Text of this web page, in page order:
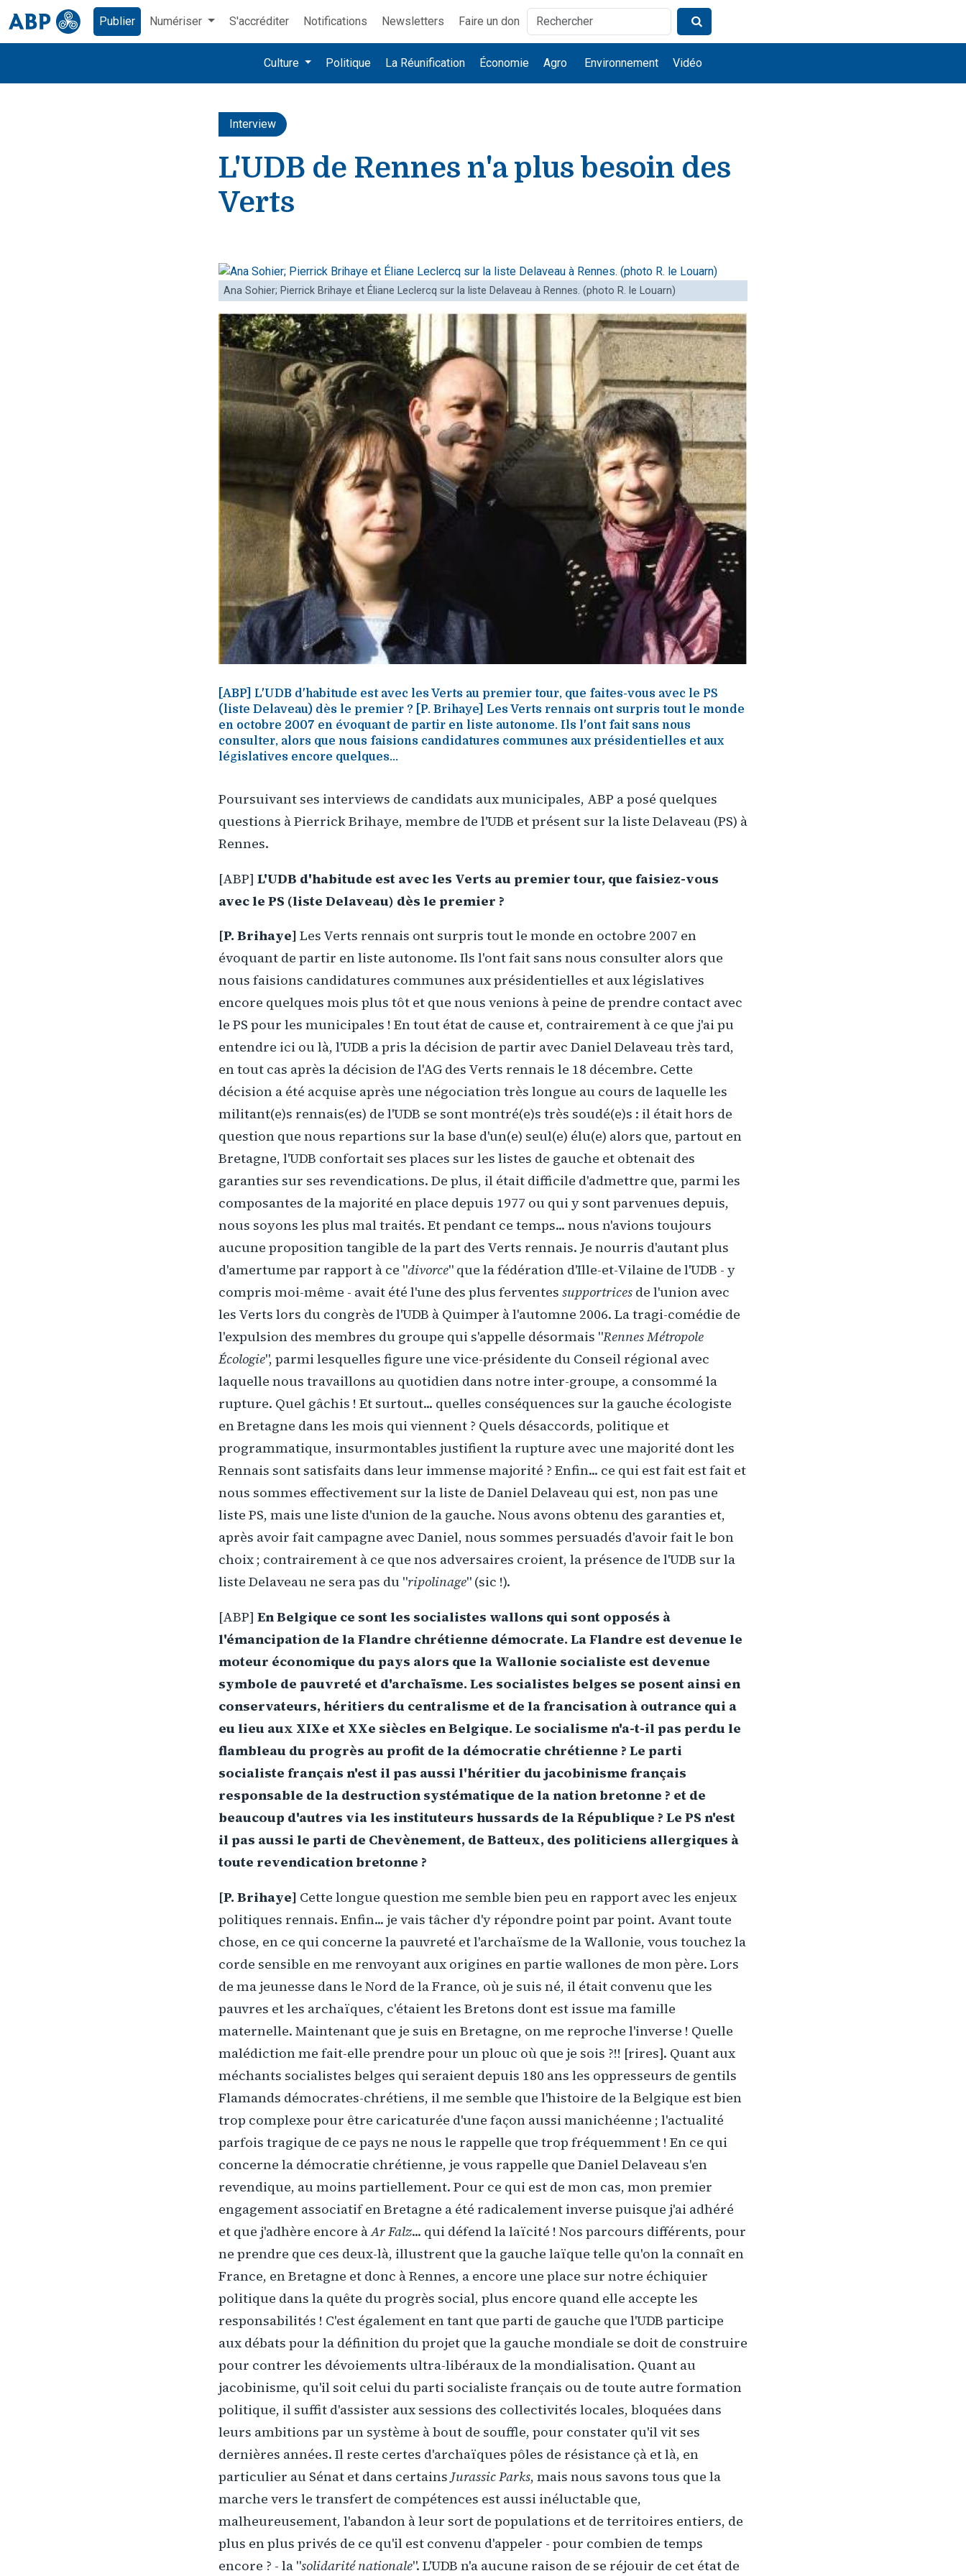
Publier Numériser S'accréditer Notifications Newsletters Faire un don
Culture Politique La Réunification Économie Agro Environnement Vidéo
Interview
L'UDB de Rennes n'a plus besoin des
Verts
Ana Sohier; Pierrick Brihaye et Éliane Leclercq sur la liste Delaveau à Rennes. (photo R. le Louarn)
[ABP] L'UDB d'habitude est avec les Verts au premier tour, que faites-vous avec le PS
(liste Delaveau) dès le premier ? [P. Brihaye] Les Verts rennais ont surpris tout le monde
en octobre 2007 en évoquant de partir en liste autonome. Ils l'ont fait sans nous
consulter, alors que nous faisions candidatures communes aux présidentielles et aux
législatives encore quelques...
Poursuivant ses interviews de candidats aux municipales, ABP a posé quelques
questions à Pierrick Brihaye, membre de l'UDB et présent sur la liste Delaveau (PS) à
Rennes.
[ABP] L'UDB d'habitude est avec les Verts au premier tour, que faisiez-vous
avec le PS (liste Delaveau) dès le premier ?
[P. Brihaye] Les Verts rennais ont surpris tout le monde en octobre 2007 en
évoquant de partir en liste autonome. Ils l'ont fait sans nous consulter alors que
nous faisions candidatures communes aux présidentielles et aux législatives
encore quelques mois plus tôt et que nous venions à peine de prendre contact avec
le PS pour les municipales ! En tout état de cause et, contrairement à ce que j'ai pu
entendre ici ou là, l'UDB a pris la décision de partir avec Daniel Delaveau très tard,
en tout cas après la décision de l'AG des Verts rennais le 18 décembre. Cette
décision a été acquise après une négociation très longue au cours de laquelle les
militant(e)s rennais(es) de l'UDB se sont montré(e)s très soudé(e)s : il était hors de
question que nous repartions sur la base d'un(e) seul(e) élu(e) alors que, partout en
Bretagne, l'UDB confortait ses places sur les listes de gauche et obtenait des
garanties sur ses revendications. De plus, il était difficile d'admettre que, parmi les
composantes de la majorité en place depuis 1977 ou qui y sont parvenues depuis,
nous soyons les plus mal traités. Et pendant ce temps... nous n'avions toujours
aucune proposition tangible de la part des Verts rennais. Je nourris d'autant plus
d'amertume par rapport à ce "divorce" que la fédération d'Ille-et-Vilaine de l'UDB - y
compris moi-même - avait été l'une des plus ferventes supportrices de l'union avec
les Verts lors du congrès de l'UDB à Quimper à l'automne 2006. La tragi-comédie de
l'expulsion des membres du groupe qui s'appelle désormais "Rennes Métropole
Écologie", parmi lesquelles figure une vice-présidente du Conseil régional avec
laquelle nous travaillons au quotidien dans notre inter-groupe, a consommé la
rupture. Quel gâchis ! Et surtout... quelles conséquences sur la gauche écologiste
en Bretagne dans les mois qui viennent ? Quels désaccords, politique et
programmatique, insurmontables justifient la rupture avec une majorité dont les
Rennais sont satisfaits dans leur immense majorité ? Enfin... ce qui est fait est fait et
nous sommes effectivement sur la liste de Daniel Delaveau qui est, non pas une
liste PS, mais une liste d'union de la gauche. Nous avons obtenu des garanties et,
après avoir fait campagne avec Daniel, nous sommes persuadés d'avoir fait le bon
choix ; contrairement à ce que nos adversaires croient, la présence de l'UDB sur la
liste Delaveau ne sera pas du "ripolinage" (sic !).
[ABP] En Belgique ce sont les socialistes wallons qui sont opposés à
l'émancipation de la Flandre chrétienne démocrate. La Flandre est devenue le
moteur économique du pays alors que la Wallonie socialiste est devenue
symbole de pauvreté et d'archaïsme. Les socialistes belges se posent ainsi en
conservateurs, héritiers du centralisme et de la francisation à outrance qui a
eu lieu aux XIXe et XXe siècles en Belgique. Le socialisme n'a-t-il pas perdu le
flambleau du progrès au profit de la démocratie chrétienne ? Le parti
socialiste français n'est il pas aussi l'héritier du jacobinisme français
responsable de la destruction systématique de la nation bretonne ? et de
beaucoup d'autres via les instituteurs hussards de la République ? Le PS n'est
il pas aussi le parti de Chevènement, de Batteux, des politiciens allergiques à
toute revendication bretonne ?
[P. Brihaye] Cette longue question me semble bien peu en rapport avec les enjeux
politiques rennais. Enfin... je vais tâcher d'y répondre point par point. Avant toute
chose, en ce qui concerne la pauvreté et l'archaïsme de la Wallonie, vous touchez la
corde sensible en me renvoyant aux origines en partie wallones de mon père. Lors
de ma jeunesse dans le Nord de la France, où je suis né, il était convenu que les
pauvres et les archaïques, c'étaient les Bretons dont est issue ma famille
maternelle. Maintenant que je suis en Bretagne, on me reproche l'inverse ! Quelle
malédiction me fait-elle prendre pour un plouc où que je sois ?!! [rires]. Quant aux
méchants socialistes belges qui seraient depuis 180 ans les oppresseurs de gentils
Flamands démocrates-chrétiens, il me semble que l'histoire de la Belgique est bien
trop complexe pour être caricaturée d'une façon aussi manichéenne ; l'actualité
parfois tragique de ce pays ne nous le rappelle que trop fréquemment ! En ce qui
concerne la démocratie chrétienne, je vous rappelle que Daniel Delaveau s'en
revendique, au moins partiellement. Pour ce qui est de mon cas, mon premier
engagement associatif en Bretagne a été radicalement inverse puisque j'ai adhéré
et que j'adhère encore àAr Falz... qui défend la laïcité ! Nos parcours différents, pour
ne prendre que ces deux-là, illustrent que la gauche laïque telle qu'on la connaît en
France, en Bretagne et donc à Rennes, a encore une place sur notre échiquier
politique dans la quête du progrès social, plus encore quand elle accepte les
responsabilités ! C'est également en tant que parti de gauche que l'UDB participe
aux débats pour la définition du projet que la gauche mondiale se doit de construire
pour contrer les dévoiements ultra-libéraux de la mondialisation. Quant au
jacobinisme, qu'il soit celui du parti socialiste français ou de toute autre formation
politique, il suffit d'assister aux sessions des collectivités locales, bloquées dans
leurs ambitions par un système à bout de souffle, pour constater qu'il vit ses
dernières années. Il reste certes d'archaïques pôles de résistance çà et là, en
particulier au Sénat et dans certains Jurassic Parks, mais nous savons tous que la
marche vers le transfert de compétences est aussi inéluctable que,
malheureusement, l'abandon à leur sort de populations et de territoires entiers, de
plus en plus privés de ce qu'il est convenu d'appeler - pour combien de temps
encore ? - la "solidarité nationale". L'UDB n'a aucune raison de se réjouir de cet état de